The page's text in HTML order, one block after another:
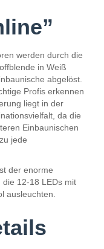
werden durch die
in Weiß
abgelöst.
Profis erkennen
liegt in der
da die
Einbaunischen
jede
der enorme
die 12-18 LEDs mit
ausleuchten.